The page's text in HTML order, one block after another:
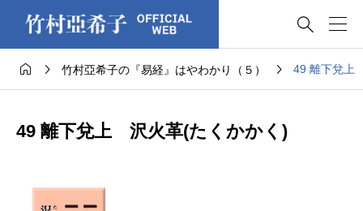

  竹村亞希子の『易経』はやわかり（５）  49 離下兌上
49 離下兌上 沢火革(たくかかく)